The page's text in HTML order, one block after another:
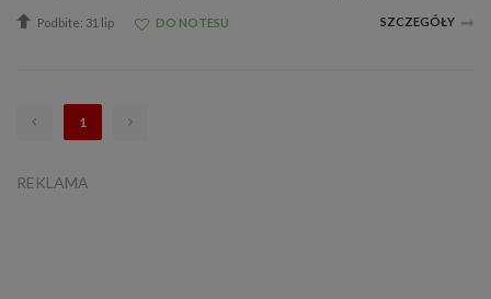
Podbite: 31 lip DO NOTESU SZCZEGÓŁY
1
REKLAMA